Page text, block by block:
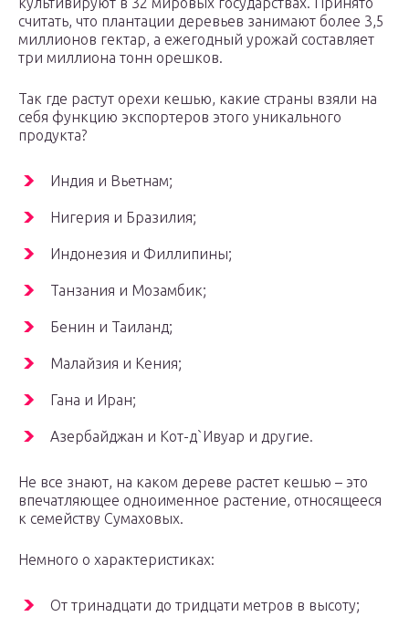
считать, что плантации деревьев занимают более 3,5
миллионов гектар, а ежегодный урожай составляет
три миллиона тонн орешков.
Так где растут орехи кешью, какие страны взяли на
себя функцию экспортеров этого уникального
продукта?
Индия и Вьетнам;
Нигерия и Бразилия;
Индонезия и Филлипины;
Танзания и Мозамбик;
Бенин и Таиланд;
Малайзия и Кения;
Гана и Иран;
Азербайджан и Кот-д`Ивуар и другие.
Не все знают, на каком дереве растет кешью – это
впечатляющее одноименное растение, относящееся
к семейству Сумаховых.
Немного о характеристиках:
От тринадцати до тридцати метров в высоту;